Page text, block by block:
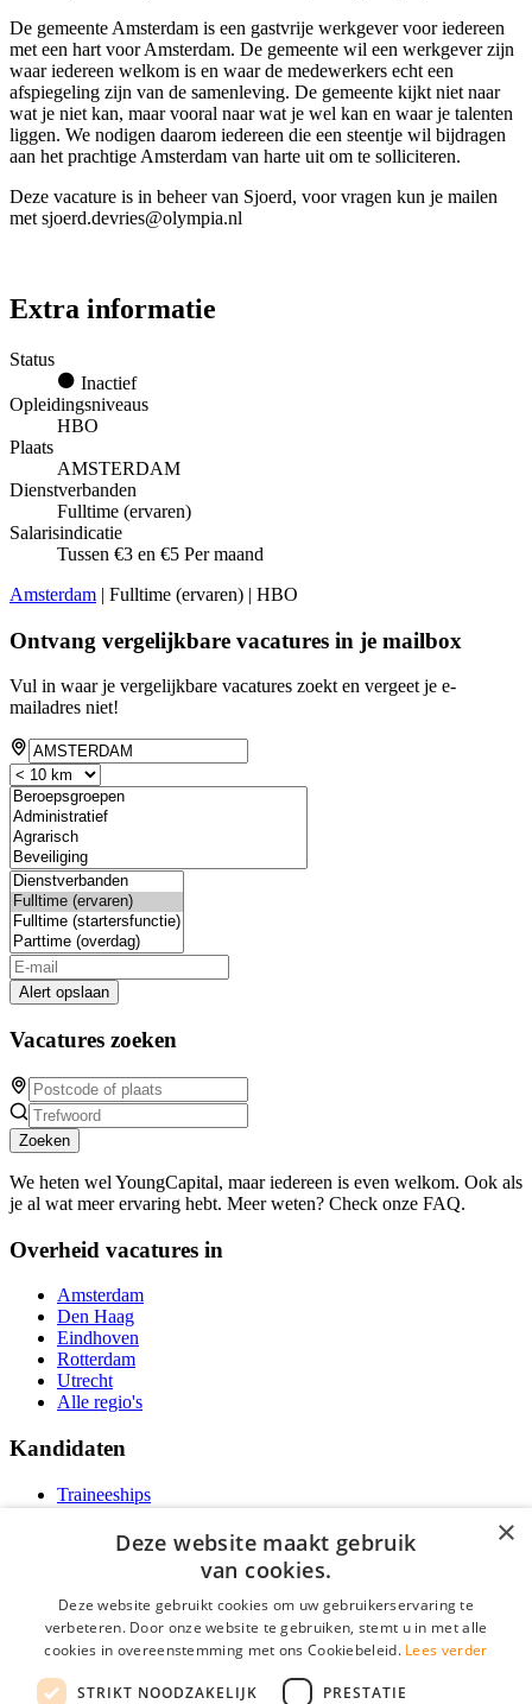
De gemeente Amsterdam is een gastvrije werkgever voor iedereen
met een hart voor Amsterdam. De gemeente wil een werkgever zijn
waar iedereen welkom is en waar de medewerkers echt een
afspiegeling zijn van de samenleving. De gemeente kijkt niet naar
wat je niet kan, maar vooral naar wat je wel kan en waar je talenten
liggen. We nodigen daarom iedereen die een steentje wil bijdragen
aan het prachtige Amsterdam van harte uit om te solliciteren.
Deze vacature is in beheer van Sjoerd, voor vragen kun je mailen
met sjoerd.devries@olympia.nl
Extra informatie
Status
Inactief
Opleidingsniveaus
HBO
Plaats
AMSTERDAM
Dienstverbanden
Fulltime (ervaren)
Salarisindicatie
Tussen €3 en €5 Per maand
Amsterdam | Fulltime (ervaren) | HBO
Ontvang vergelijkbare vacatures in je mailbox
Vul in waar je vergelijkbare vacatures zoekt en vergeet je e-
mailadres niet!
Alert opslaan
Vacatures zoeken
Zoeken
We heten wel YoungCapital, maar iedereen is even welkom. Ook als
je al wat meer ervaring hebt. Meer weten? Check onze FAQ.
Overheid vacatures in
Amsterdam
Den Haag
Eindhoven
Rotterdam
Utrecht
Alle regio's
Kandidaten
Traineeships
Over Vacatures Overheid Online
YoungCapital IOS App
YoungCapital Android App
Werkgevers
Hoofdkantoor Hoofddorp
×
Deze website maakt gebruik
van cookies.
Deze website gebruikt cookies om uw gebruikerservaring te
verbeteren. Door onze website te gebruiken, stemt u in met alle
cookies in overeenstemming met ons Cookiebeleid. Lees verder
STRIKT NOODZAKELIJK PRESTATIE